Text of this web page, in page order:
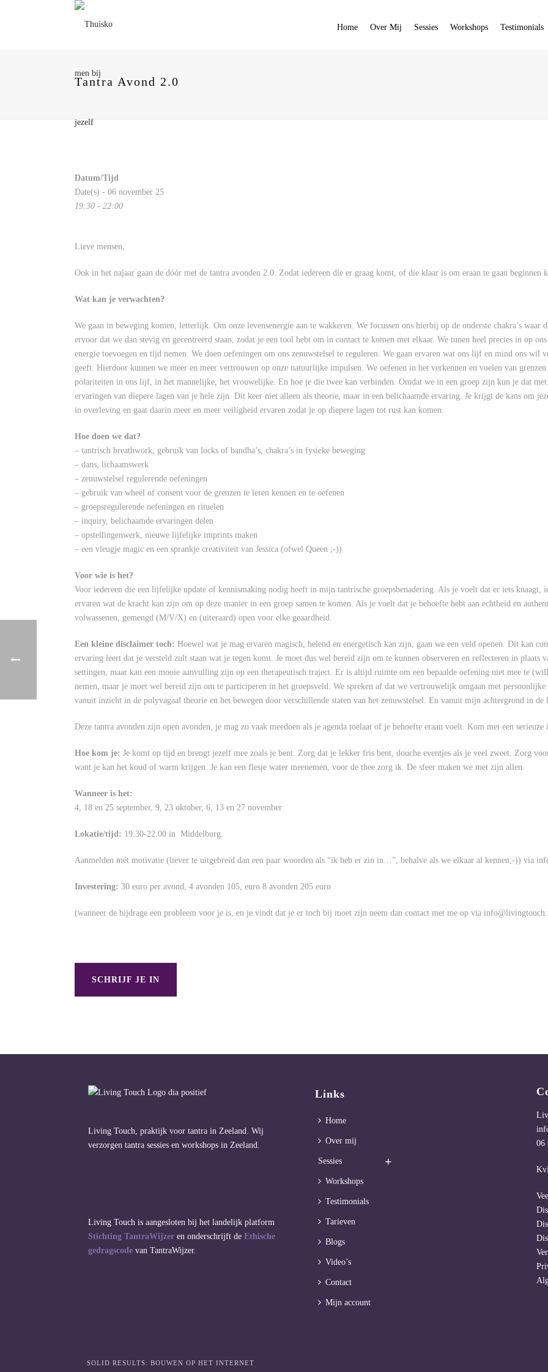
Home Over Mij Sessies Workshops Testimonials
Tantra Avond 2.0
Datum/Tijd
Date(s) - 06 november 25
19:30 - 22:00
Lieve mensen,
Ook in het najaar gaan de dóór met de tantra avonden 2.0. Zodat iedereen die er graag komt, of die klaar is om eraan te gaan
Wat kan je verwachten?
We gaan in beweging komen, letterlijk. Om onze levensenergie aan te wakkeren. We focussen ons hierbij op de onderste chakra’s waar
ervoor dat we dan stevig en gecentreerd staan, zodat je een tool hebt om in contact te komen met elkaar. We tunen heel precies in op
energie toevoegen en tijd nemen. We doen oefeningen om ons zenuwstelsel te reguleren. We gaan ervaren wat ons lijf en mind ons wil
geeft. Hierdoor kunnen we meer en meer vertrouwen op onze natuurlijke impulsen. We oefenen in het verkennen en voelen van
polariteiten in ons lijf, in het mannelijke, het vrouwelijke. En hoe je die twee kan verbinden. Omdat we in een groep zijn kun je dat
ervaringen van diepere lagen van je hele zijn. Dit keer niet alleen als theorie, maar in een belichaamde ervaring. Je krijgt de kans om
in overleving en gaat daarin meer en meer veiligheid ervaren zodat je op diepere lagen tot rust kan komen.
Hoe doen we dat?
– tantrisch breathwork, gebruik van locks of bandha’s, chakra’s in fysieke beweging
– dans, lichaamswerk
– zenuwstelsel regulerende oefeningen
– gebruik van wheel of consent voor de grenzen te leren kennen en te oefenen
– groepsregulerende oefeningen en rituelen
– inquiry, belichaamde ervaringen delen
– opstellingenwerk, nieuwe lijfelijke imprints maken
– een vleugje magic en een sprankje creativiteit van Jessica (ofwel Queen ;-))
Voor wie is het?
Voor iedereen die een lijfelijke update of kennismaking nodig heeft in mijn tantrische groepsbenadering. Als je voelt dat er iets
ervaren wat de kracht kan zijn om op deze manier in een groep samen te komen. Als je voelt dat je behoefte hebt aan echtheid en
volwassenen, gemengd (M/V/X) en (uiteraard) open voor elke geaardheid.
Een kleine disclaimer toch: Hoewel wat je mag ervaren magisch, helend en energetisch kan zijn, gaan we een veld openen. Dit kan
ervaring leert dat je versteld zult staan wat je tegen komt. Je moet dus wel bereid zijn om te kunnen observeren en reflecteren in plaats
settingen, maar kan een mooie aanvulling zijn op een therapeutisch traject. Er is altijd ruimte om een bepaalde oefening niet mee te
nemen, maar je moet wel bereid zijn om te participeren in het groepsveld. We spreken af dat we vertrouwelijk omgaan met
vanuit inzicht in de polyvagaal theorie en het bewegen door verschillende staten van het zenuwstelsel. En vanuit mijn achtergrond in de
Deze tantra avonden zijn open avonden, je mag zo vaak meedoen als je agenda toelaat of je behoefte eraan voelt. Kom met een
Hoe kom je: Je komt op tijd en brengt jezelf mee zoals je bent. Zorg dat je lekker fris bent, douche eventjes als je veel zweet. Zorg
want je kan het koud of warm krijgen. Je kan een flesje water meenemen, voor de thee zorg ik. De sfeer maken we met zijn allen.
Wanneer is het:
4, 18 en 25 september, 9, 23 oktober, 6, 13 en 27 november
Lokatie/tijd: 19.30-22.00 in Middelburg.
Aanmelden mét motivatie (liever te uitgebreid dan een paar woorden als “ik heb er zin in…”, behalve als we elkaar al kennen;-)) via
Investering: 30 euro per avond, 4 avonden 105, euro 8 avonden 205 euro
(wanneer de bijdrage een probleem voor je is, en je vindt dat je er toch bij moet zijn neem dan contact met me op via
SCHRIJF JE IN
Living Touch, praktijk voor tantra in Zeeland. Wij
verzorgen tantra sessies en workshops in Zeeland.
Living Touch is aangesloten bij het landelijk platform
Stichting TantraWijzer en onderschrijft de Ethische
gedragscode van TantraWijzer.
Links
Home
Over mij
Sessies
Workshops
Testimonials
Tarieven
Blogs
Video’s
Contact
Mijn account
06
SOLID RESULTS: BOUWEN OP HET INTERNET